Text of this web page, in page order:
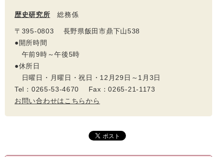
歴史研究所 総務係
〒395-0803 長野県飯田市鼎下山538
●開所時間
午前9時～午後5時
●休所日
日曜日・月曜日・祝日・12月29日～1月3日
Tel：0265-53-4670 Fax：0265-21-1173
お問い合わせはこちらから